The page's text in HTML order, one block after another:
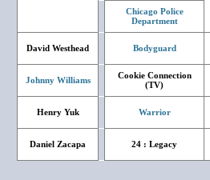
Chicago Police
Department
David Westhead Bodyguard
Johnny Williams
Cookie Connection
(TV)
Henry Yuk Warrior
Daniel Zacapa 24 : Legacy